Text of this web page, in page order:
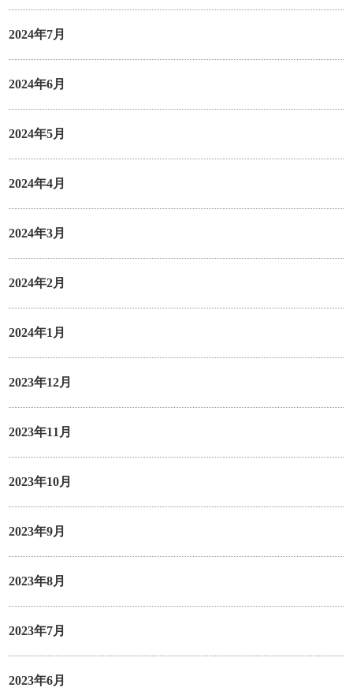
2024年7月
2024年6月
2024年5月
2024年4月
2024年3月
2024年2月
2024年1月
2023年12月
2023年11月
2023年10月
2023年9月
2023年8月
2023年7月
2023年6月